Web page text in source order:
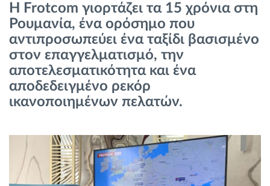
Διαχείριση καυσίμου
Σχεδιασμός και παρακολούθηση διαδρομής
Αυτόματη αναγνώριση οδηγού
Πώς να λύσουμε τις ανάγκες των
Η Frotcom γιορτάζει τα 15 χρόνια στη
Ρουμανία, ένα ορόσημο που
αντιπροσωπεύει ένα ταξίδι βασισμένο
στον επαγγελματισμό, την
αποτελεσματικότητα και ένα
αποδεδειγμένο ρεκόρ
ικανοποιημένων πελατών.